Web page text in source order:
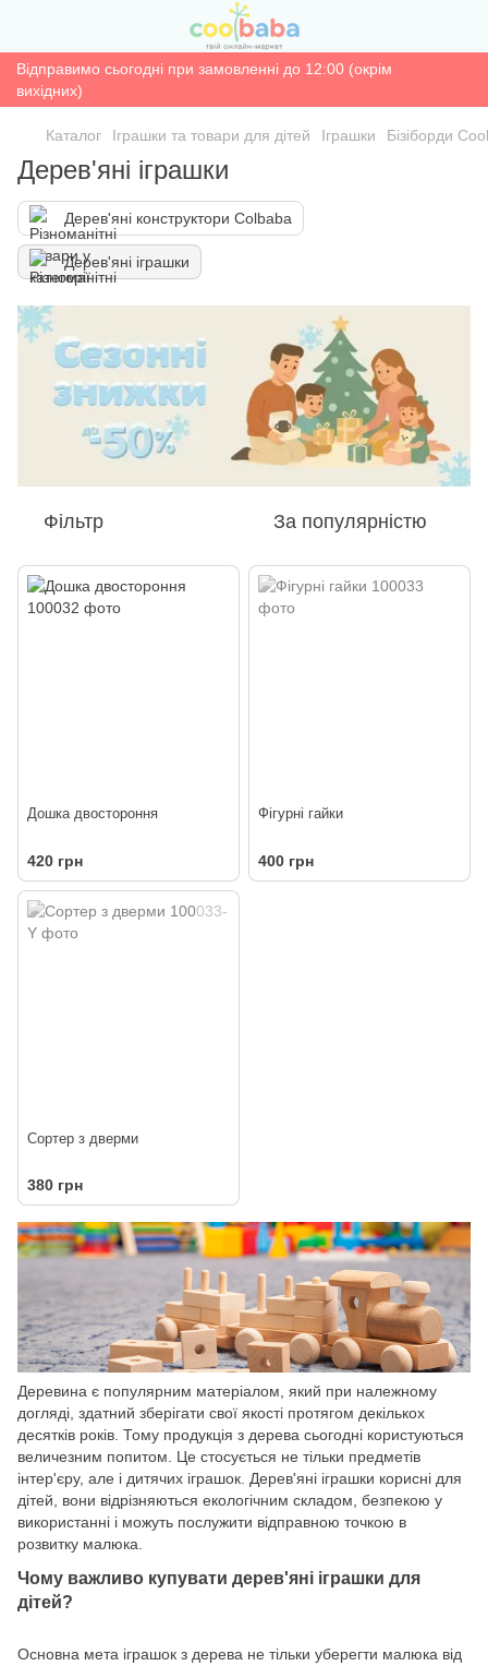
Відправимо сьогодні при замовленні до 12:00 (окрім
вихідних)
Каталог Іграшки та товари для дітей Іграшки Бізіборди
Дерев'яні іграшки
Дерев'яні конструктори Colbaba
Дерев'яні іграшки
Фільтр За популярністю
Дошка двостороння
420 грн
Фігурні гайки
400 грн
Сортер з дверми
380 грн
Деревина є популярним матеріалом, який при належному
догляді, здатний зберігати свої якості протягом декількох
десятків років. Тому продукція з дерева сьогодні користуються
величезним попитом. Це стосується не тільки предметів
інтер'єру, але і дитячих іграшок. Дерев'яні іграшки корисні для
дітей, вони відрізняються екологічним складом, безпекою у
використанні і можуть послужити відправною точкою в
розвитку малюка.
Чому важливо купувати дерев'яні іграшки для
дітей?
Основна мета іграшок з дерева не тільки уберегти малюка від